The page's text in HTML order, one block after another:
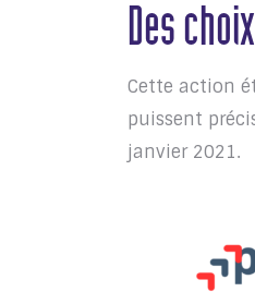
Des
Cette action
puissent
janvier 2021.